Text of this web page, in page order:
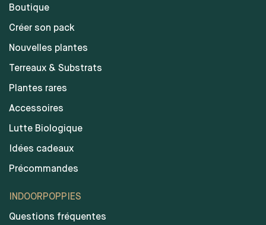
Boutique
Créer son pack
Nouvelles plantes
Terreaux & Substrats
Plantes rares
Accessoires
Lutte Biologique
Idées cadeaux
Précommandes
INDOORPOPPIES
Questions fréquentes